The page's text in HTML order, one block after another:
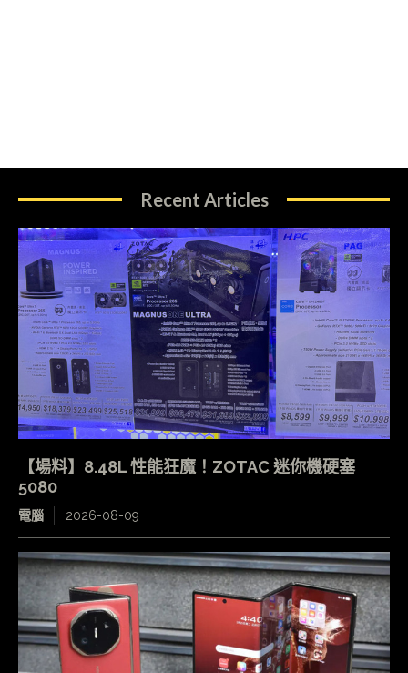
Recent Articles
【場料】8.48L 性能狂魔！ZOTAC 迷你機硬塞
5080
電腦 2026-08-09